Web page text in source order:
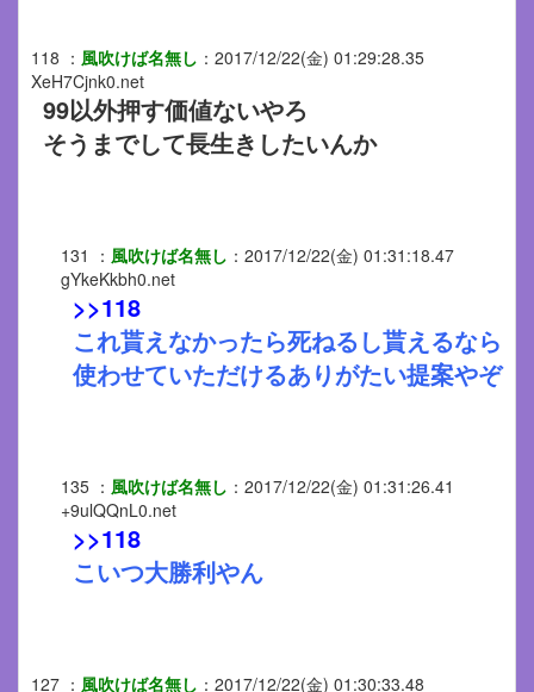
118 ： 風吹けば名無し ： 2017/12/22(金) 01:29:28.35
XeH7Cjnk0.net
99以外押す価値ないやろ
そうまでして長生きしたいんか
131 ： 風吹けば名無し ： 2017/12/22(金) 01:31:18.47
gYkeKkbh0.net
>>118
これ貰えなかったら死ねるし貰えるなら
使わせていただけるありがたい提案やぞ
135 ： 風吹けば名無し ： 2017/12/22(金) 01:31:26.41
+9ulQQnL0.net
>>118
こいつ大勝利やん
127 ： 風吹けば名無し ： 2017/12/22(金) 01:30:33.48